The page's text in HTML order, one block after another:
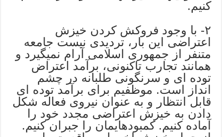
کنیم.
٢- با وجود فروکش کردن خیزش
اعتراضی این بار، تردیدی نیست جامعه
متنفر از جمهوری اسلامی آرام نمیگیرد و
همانند تجارب تاکنونی، برآمد اعتراض
توده ای و سرنگونی طلبانه در چشم
انداز است. موظفیم برای برآمد توده ای
قابل انتظار و به عنوان نیروی فعاله شکل
دادن به خیزش اعتراضی مجدد خود را
آماده کنیم. کمبودهایمان را جبران کنیم.